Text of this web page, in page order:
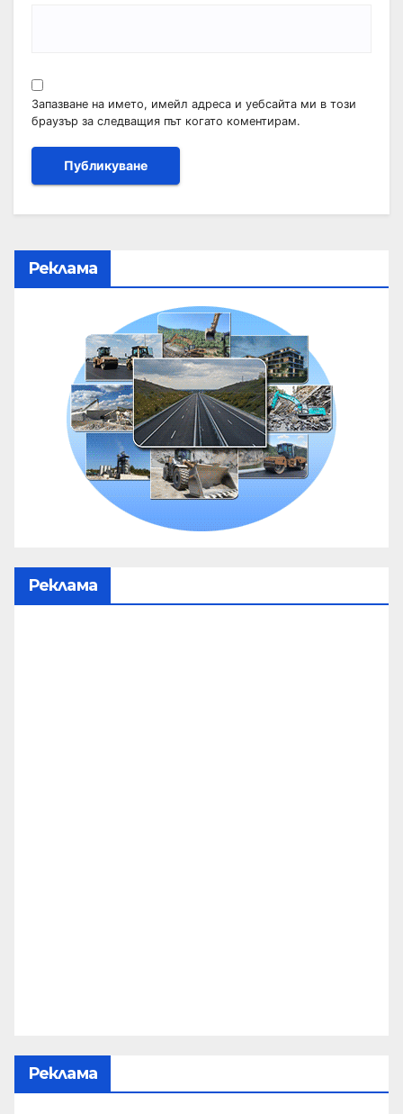
Запазване на името, имейл адреса и уебсайта ми в този
браузър за следващия път когато коментирам.
Реклама
Реклама
Реклама